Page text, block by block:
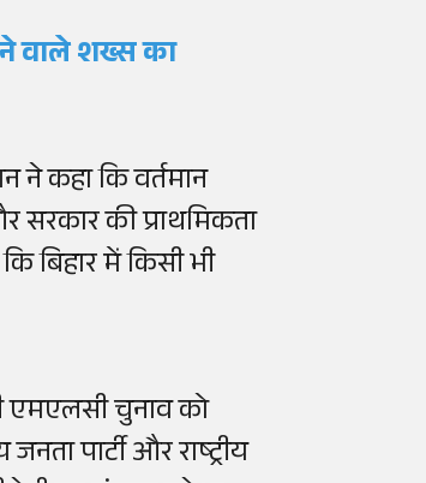
वाले शख्स का
ने कहा कि वर्तमान
सरकार की प्राथमिकता
बिहार में किसी भी
एमएलसी चुनाव को
पार्टी और राष्ट्रीय